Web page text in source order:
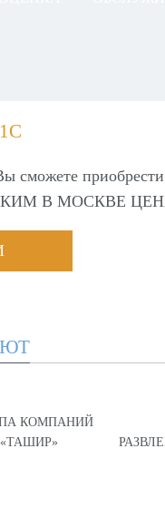
сможете
В МОСКВЕ
КОМПАНИЙ
«ТАШИР»